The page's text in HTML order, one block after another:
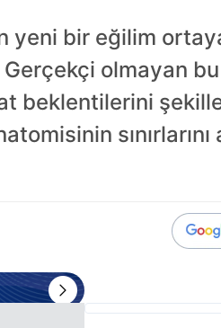
bir eğilim
olmayan
beklentilerini
sınırlarını